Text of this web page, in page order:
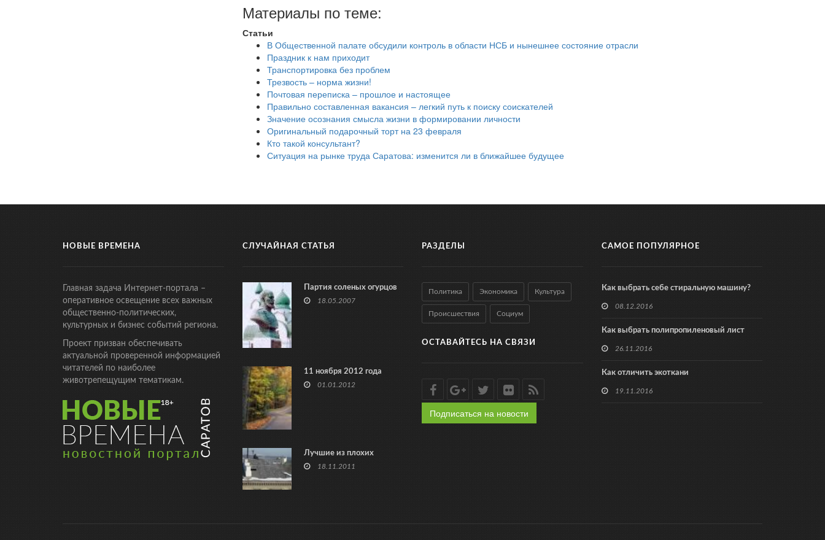
Материалы по теме:
Статьи
В Общественной палате обсудили контроль в области НСБ и нынешнее состояние отрасли
Праздник к нам приходит
Транспортировка без проблем
Трезвость – норма жизни!
Почтовая переписка – прошлое и настоящее
Правильно составленная вакансия – легкий путь к поиску соискателей
Значение осознания смысла жизни в формировании личности
Оригинальный подарочный торт на 23 февраля
Кто такой консультант?
Ситуация на рынке труда Саратова: изменится ли в ближайшее будущее
НОВЫЕ ВРЕМЕНА
Главная задача Интернет-портала –
оперативное освещение всех важных
общественно-политических,
культурных и бизнес событий региона.
Проект призван обеспечивать
актуальной проверенной информацией
читателей по наиболее
животрепещущим тематикам.
СЛУЧАЙНАЯ СТАТЬЯ
Партия соленых огурцов
18.05.2007
11 ноября 2012 года
01.01.2012
Лучшие из плохих
18.11.2011
РАЗДЕЛЫ
Политика Экономика Культура
Происшествия Социум
ОСТАВАЙТЕСЬ НА СВЯЗИ
Подписаться на новости
САМОЕ ПОПУЛЯРНОЕ
Как выбрать себе стиральную машину?
08.12.2016
Как выбрать полипропиленовый лист
26.11.2016
Как отличить экоткани
19.11.2016